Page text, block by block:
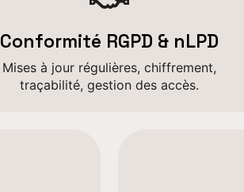
Conformité RGPD & nLPD
Mises à jour régulières, chiffrement,
traçabilité, gestion des accès.